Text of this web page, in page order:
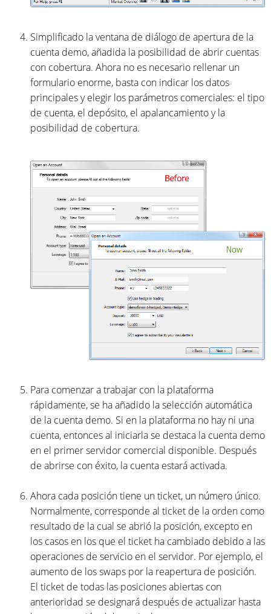
Simplificado la ventana de diálogo de apertura de la
cuenta demo, añadida la posibilidad de abrir cuentas
con cobertura. Ahora no es necesario rellenar un
formulario enorme, basta con indicar los datos
principales y elegir los parámetros comerciales: el tipo
de cuenta, el depósito, el apalancamiento y la
posibilidad de cobertura.
Para comenzar a trabajar con la plataforma
rápidamente, se ha añadido la selección automática
de la cuenta demo. Si en la plataforma no hay ni una
cuenta, entonces al iniciarla se destaca la cuenta demo
en el primer servidor comercial disponible. Después
de abrirse con éxito, la cuenta estará activada.
Ahora cada posición tiene un ticket, un número único.
Normalmente, corresponde al ticket de la orden como
resultado de la cual se abrió la posición, excepto en
los casos en los que el ticket ha cambiado debido a las
operaciones de servicio en el servidor. Por ejemplo, el
aumento de los swaps por la reapertura de posición.
El ticket de todas las posiciones abiertas con
anterioridad se designará después de actualizar hasta